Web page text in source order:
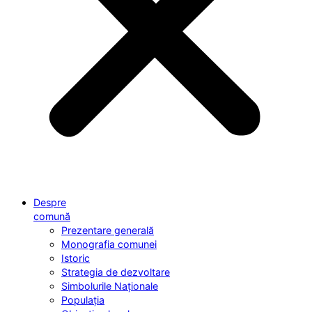
Despre
comună
Prezentare generală
Monografia comunei
Istoric
Strategia de dezvoltare
Simbolurile Naționale
Populația